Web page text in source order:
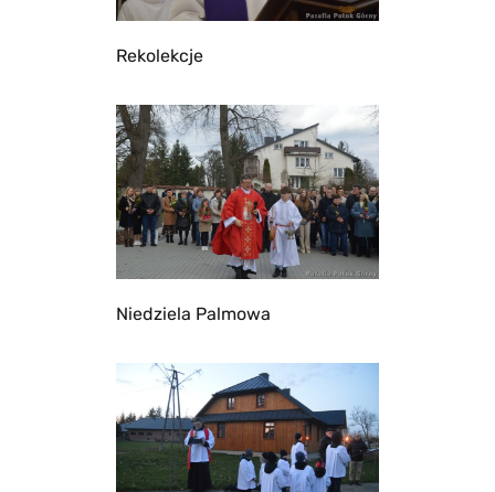
Rekolekcje
Niedziela Palmowa